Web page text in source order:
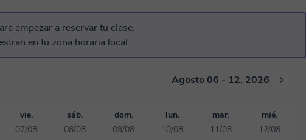
máximo número posible en cada clase. Las clases de avance
cosas de temas posteriores o niveles superiores en los casos
brevemente tu situación, gracias!👈
empezar a reservar tu clase.
en tu zona horaria local.
Agosto 06 - 12, 2026
vie.
07/08
sáb.
08/08
dom.
09/08
lun.
10/08
mar.
11/08
mié.
12/08